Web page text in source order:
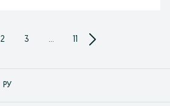
2 3 ... 11
РУ